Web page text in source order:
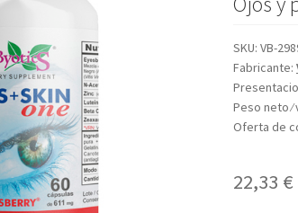
SKU: VB-
Fabricante:
Peso neto ⁄
Oferta de
22,33 €